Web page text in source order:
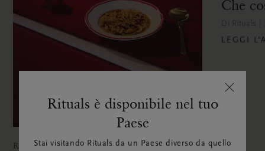
Rituals è disponibile nel tuo
Paese
Stai visitando Rituals da un Paese diverso da quello
RECIPES
Che
LEGGI